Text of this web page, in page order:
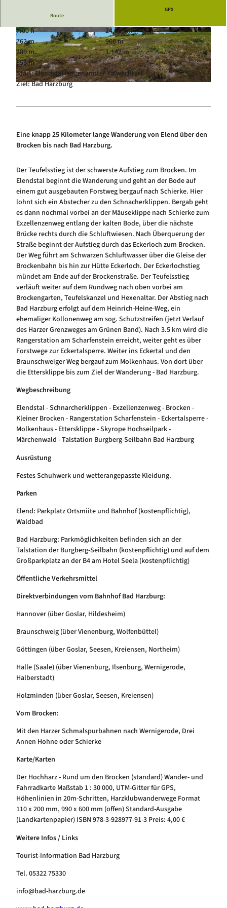
Hundeglück in Schierke
© Mandy Leonhardt
© Mandy Leonhardt © Mandy Leonhardt
Route
GPX
7:00 h
24,62 km
762 m
966 m
289 m
1.142 m
853 m
Start: Elendstal (sogenannter Talwächter)
Ziel: Bad Harzburg
Eine knapp 25 Kilometer lange Wanderung von Elend über den
Brocken bis nach Bad Harzburg.
Der Teufelsstieg ist der schwerste Aufstieg zum Brocken. Im
Elendstal beginnt die Wanderung und geht an der Bode auf
einem gut ausgebauten Forstweg bergauf nach Schierke. Hier
lohnt sich ein Abstecher zu den Schnacherklippen. Bergab geht
es dann nochmal vorbei an der Mäuseklippe nach Schierke zum
Exzellenzenweg entlang der kalten Bode, über die nächste
Brücke rechts durch die Schluftwiesen. Nach Überquerung der
Straße beginnt der Aufstieg durch das Eckerloch zum Brocken.
Der Weg führt am Schwarzen Schluftwasser über die Gleise der
Brockenbahn bis hin zur Hütte Eckerloch. Der Eckerlochstieg
mündet am Ende auf der Brockenstraße. Der Teufelsstieg
verläuft weiter auf dem Rundweg nach oben vorbei am
Brockengarten, Teufelskanzel und Hexenaltar. Der Abstieg nach
Bad Harzburg erfolgt auf dem Heinrich-Heine-Weg, ein
ehemaliger Kollonenweg am sog. Schutzstreifen (jetzt Verlauf
des Harzer Grenzweges am Grünen Band). Nach 3.5 km wird die
Rangerstation am Scharfenstein erreicht, weiter geht es über
Forstwege zur Eckertalsperre. Weiter ins Eckertal und den
Braunschweiger Weg bergauf zum Molkenhaus. Von dort über
die Ettersklippe bis zum Ziel der Wanderung - Bad Harzburg.
Wegbeschreibung
Elendstal - Schnarcherklippen - Exzellenzenweg - Brocken -
Kleiner Brocken - Rangerstation Scharfenstein - Eckertalsperre -
Molkenhaus - Ettersklippe - Skyrope Hochseilpark -
Märchenwald - Talstation Burgberg-Seilbahn Bad Harzburg
Ausrüstung
Festes Schuhwerk und wetterangepasste Kleidung.
Parken
Elend: Parkplatz Ortsmiite und Bahnhof (kostenpflichtig),
Waldbad
Bad Harzburg: Parkmöglichkeiten befinden sich an der
Talstation der Burgberg-Seilbahn (kostenpflichtig) und auf dem
Großparkplatz an der B4 am Hotel Seela (kostenpflichtig)
Öffentliche Verkehrsmittel
Direktverbindungen vom Bahnhof Bad Harzburg:
Hannover (über Goslar, Hildesheim)
Braunschweig (über Vienenburg, Wolfenbüttel)
Göttingen (über Goslar, Seesen, Kreiensen, Northeim)
Halle (Saale) (über Vienenburg, Ilsenburg, Wernigerode,
Halberstadt)
Holzminden (über Goslar, Seesen, Kreiensen)
Vom Brocken:
Mit den Harzer Schmalspurbahnen nach Wernigerode, Drei
Annen Hohne oder Schierke
Karte/Karten
Der Hochharz - Rund um den Brocken (standard) Wander- und
Fahrradkarte Maßstab 1 : 30 000, UTM-Gitter für GPS,
Höhenlinien in 20m-Schritten, Harzklubwanderwege Format
110 x 200 mm, 990 x 600 mm (offen) Standard-Ausgabe
(Landkartenpapier) ISBN 978-3-928977-91-3 Preis: 4,00 €
Weitere Infos / Links
Tourist-Information Bad Harzburg
Tel. 05322 75330
info@bad-harzburg.de